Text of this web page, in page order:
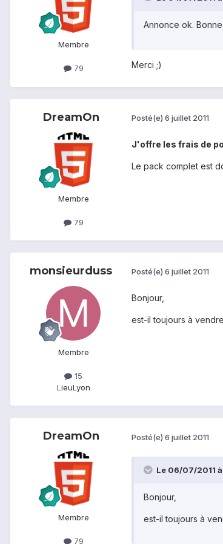
Membre
79
Annonce ok.
Merci ;)
DreamOn
Membre
79
Posté(e) 6 juillet 2011
J'offre les frais de
Le pack complet est
monsieurduss
Membre
15
LieuLyon
Posté(e) 6 juillet 2011
Bonjour,
est-il toujours à
DreamOn
Membre
79
Posté(e) 6 juillet 2011
Le 06/07/2011
Bonjour,
est-il toujours à